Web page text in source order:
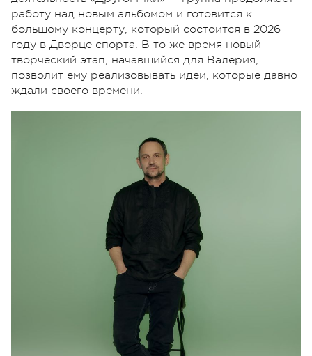
работу над новым альбомом и готовится к
большому концерту, который состоится в 2026
году в Дворце спорта. В то же время новый
творческий этап, начавшийся для Валерия,
позволит ему реализовывать идеи, которые давно
ждали своего времени.